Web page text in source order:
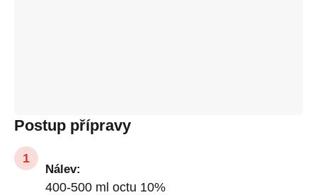
Postup přípravy
Nálev:
400-500 ml octu 10%